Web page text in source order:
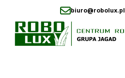
biuro@robolux.pl
Skip